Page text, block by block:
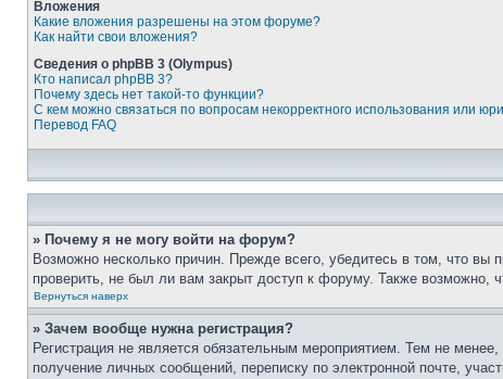
Вложения
Какие вложения разрешены на этом форуме?
Как найти свои вложения?
Сведения о phpBB 3 (Olympus)
Кто написал phpBB 3?
Почему здесь нет такой-то функции?
С кем можно связаться по вопросам некорректного использования или
Перевод FAQ
» Почему я не могу войти на форум?
Возможно несколько причин. Прежде всего, убедитесь в том, что
проверить, не был ли вам закрыт доступ к форуму. Также возможно,
Вернуться наверх
» Зачем вообще нужна регистрация?
Регистрация не является обязательным мероприятием. Тем не
получение личных сообщений, переписку по электронной почте,